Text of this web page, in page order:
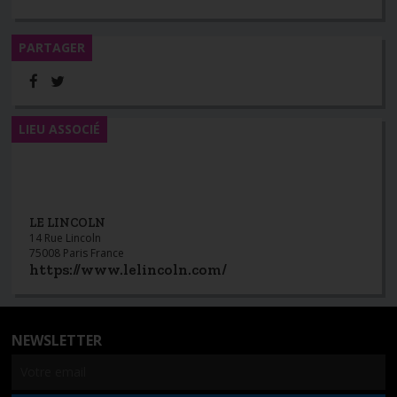
PARTAGER
LE LINCOLN
14 Rue Lincoln
75008 Paris France
https://www.lelincoln.com/
LIEU ASSOCIÉ
NEWSLETTER